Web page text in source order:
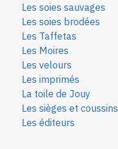
Les soies sauvages
Les soies brodées
Les Taffetas
Les Moires
Les velours
Les imprimés
La toile de Jouy
Les sièges et coussins
Les éditeurs